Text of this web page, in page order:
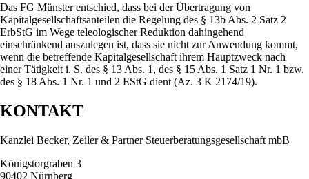
Das FG Münster entschied, dass bei der Übertragung von
Kapitalgesellschaftsanteilen die Regelung des § 13b Abs. 2 Satz 2
ErbStG im Wege teleologischer Reduktion dahingehend
einschränkend auszulegen ist, dass sie nicht zur Anwendung kommt,
wenn die betreffende Kapitalgesellschaft ihrem Hauptzweck nach
einer Tätigkeit i. S. des § 13 Abs. 1, des § 15 Abs. 1 Satz 1 Nr. 1 bzw.
des § 18 Abs. 1 Nr. 1 und 2 EStG dient (Az. 3 K 2174/19).
KONTAKT
Kanzlei Becker, Zeiler & Partner Steuerberatungsgesellschaft mbB
Königstorgraben 3
90402 Nürnberg